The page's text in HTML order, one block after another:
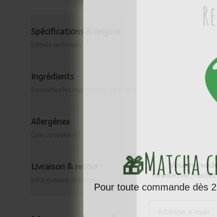
Spécifications & origine
Ingrédients
Allergènes
Livraison & retour
Vous ne
newsletter,
🎁Matcha
Pour toute commande dès